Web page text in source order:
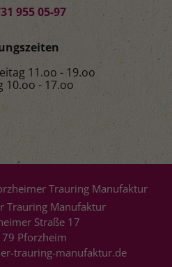
955 05-97
11.oo - 19.oo
10.oo - 17.oo
Trauring Manufaktur
Trauring Manufaktur
Straße 17
Pforzheim
trauring-manufaktur.de